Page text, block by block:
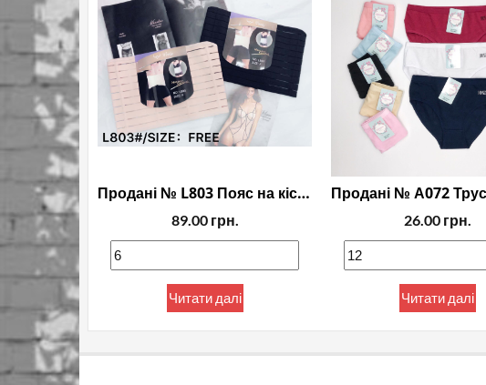
Продані № L803 Пояс на кісточках
89.00 грн.
Читати далі
26.00 грн.
Читати далі